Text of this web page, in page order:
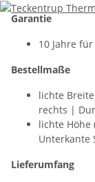
Garantie
10 Jahre
Bestellmaße
lichte
rechts |
lichte Höhe
Unterkante
Lieferumfang